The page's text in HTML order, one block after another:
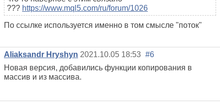
??? https://www.mql5.com/ru/forum/1026
По ссылке используется именно в том смысле "поток"
Aliaksandr Hryshyn 2021.10.05 18:53 #6
Новая версия, добавились функции копирования в
массив и из массива.